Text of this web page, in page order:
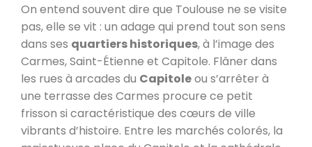
On entend souvent dire que Toulouse ne se visite
pas, elle se vit : un adage qui prend tout son sens
dans ses quartiers historiques, à l’image des
Carmes, Saint-Étienne et Capitole. Flâner dans
les rues à arcades du Capitoleou s’arrêter à
une terrasse des Carmes procure ce petit
frisson si caractéristique des cœurs de ville
vibrants d’histoire. Entre les marchés colorés, la